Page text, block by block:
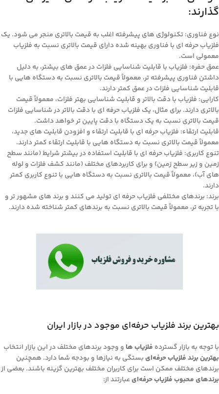
گذارند:
نوع فناوری: تکنولوژی های پیشرفته اغلب به قیمت بالاتری منجر می شود. یک
فلزیاب حرفه ای با فناوری بهینه شده دارای قیمت بالاتری نسبت به فلزیاب
معمولی است.
عمق حفره: فلزیاب با قابلیت شناسایی فلزات در عمق های بیشتر، به دلیل
داشتن فناوری پیشرفته تر، معمولاً قیمت بالاتری نسبت به دستگاه هایی با
قابلیت شناسایی فلزات در عمق کمتر دارند.
کارایی: فلزیاب با دقت بالاتر و قابلیت شناسایی بهتر فلزات، معمولاً قیمت
بالاتری دارند. برای مثال، یک فلزیاب حرفه ای با دقت بالاتر در شناسایی فلزات
قیمت بالاتری نسبت به یک دستگاه با دقت پایین تر خواهد داشت.
قابلیت ارتقاء: فلزیاب حرفه ای با قابلیت ارتقاء و افزودن قابلیت های جدید،
معمولاً قیمت بالاتری نسبت به دستگاه هایی با قابلیت ارتقاء کمتر دارند.
تنوع کاربری: فلزیاب حرفه ای با قابلیت استفاده در بیشتر شرایط (مانند سطح
زمین و زیر سطح زمین) و برای کاربردهای مختلف (مانند کشف فلزات و لوله
های آب)، معمولاً قیمت بالاتری نسبت به دستگاه هایی با تنوع کاربری کمتر
دارند.
برند: برندهای مختلفی فلزیاب حرفه ای تولید می کنند و برند های مشهور تر و
با تجربه تر، معمولاً قیمت بالاتری نسبت به برندهای کمتر شناخته شده دارند.
بهترین برند فلزیاب حرفه‌ای موجود در بازار ایران
با توجه به بازار گسترده فلزیاب ها و وجود برندهای مختلف در این بازار انتخاب
بهترین برند فلزیاب حرفه‌ایبستگی به نیازها و بودجه شما دارد. همچنین
برندهای مختلف ممکن است برای کاربران مختلف بهترین گزینه باشند. بعضی از
برندهای محبوب فلزیاب حرفه‌ایعبارتند از: